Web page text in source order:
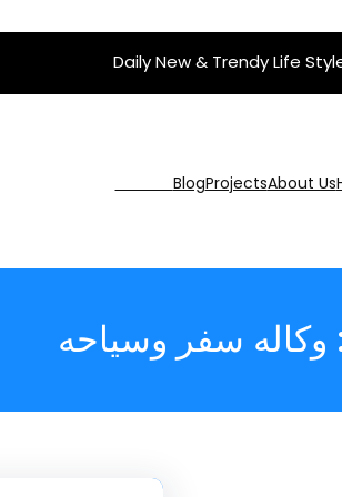
Daily New & Trendy Life
About Us
Projects
Blog
وكاله سفر وسياحه